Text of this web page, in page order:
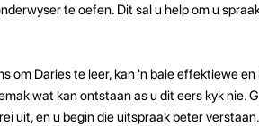
te oefen. Dit sal u help om u
om Daries te leer, kan 'n baie effektiewe
wat kan ontstaan ​​as u dit eers kyk nie.
uit, en u begin die uitspraak beter verstaan.